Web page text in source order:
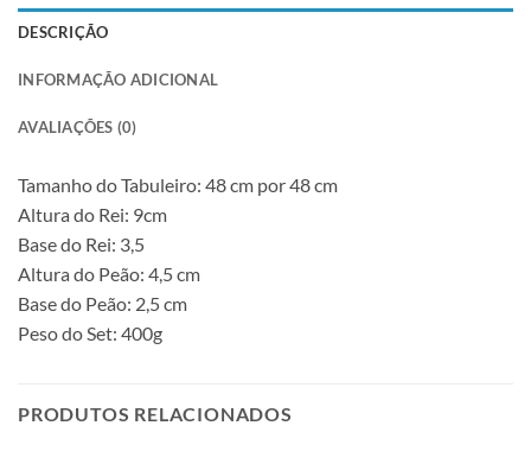
DESCRIÇÃO
INFORMAÇÃO ADICIONAL
AVALIAÇÕES (0)
Tamanho do Tabuleiro: 48 cm por 48 cm
Altura do Rei: 9cm
Base do Rei: 3,5
Altura do Peão: 4,5 cm
Base do Peão: 2,5 cm
Peso do Set: 400g
PRODUTOS RELACIONADOS